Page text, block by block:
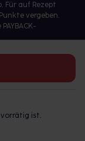
vorrätig ist.
Für auf Rezept
vergeben.
GmbH &